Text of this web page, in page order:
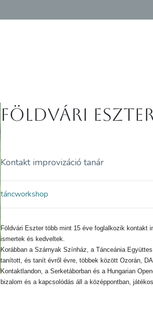
Földvári
Kontakt improvizáció tanár
táncworkshop
Földvári Eszter több mint 15 éve foglalkozik kontakt
ismertek és kedveltek.
Korábban a Szárnyak Színház, a Tánceánia
tanított, és tanít évről évre, többek között Ozorán,
Kontaktlandon, a Serketáborban és a Hungarian
bizalom és a kapcsolódás áll a középpontban,